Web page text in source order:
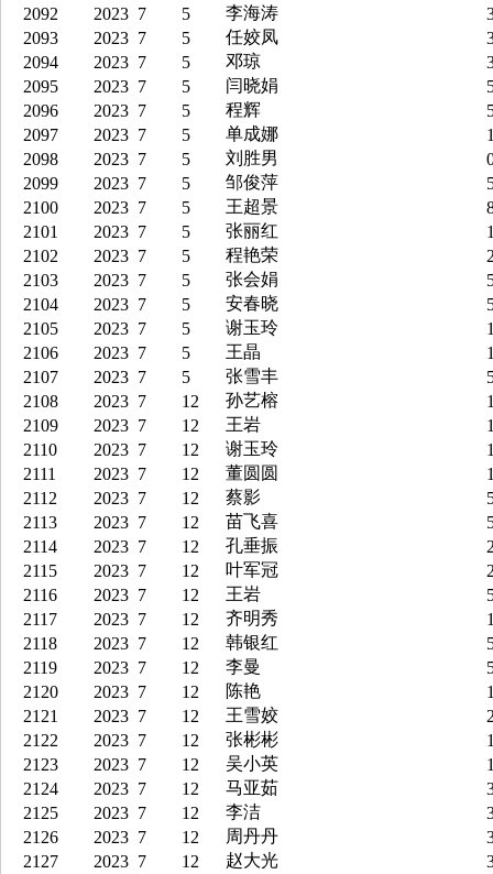
2092
2023 7 5 李海涛
2093
2023 7 5 任姣凤
2094
2023 7 5 邓琼
2095
2023 7 5 闫晓娟
2096
2023 7 5 程辉
2097
2023 7 5 单成娜
2098
2023 7 5 刘胜男
2099
2023 7 5 邹俊萍
2100
2023 7 5 王超景
2101
2023 7 5 张丽红
2102
2023 7 5 程艳荣
2103
2023 7 5 张会娟
2104
2023 7 5 安春晓
2105
2023 7 5 谢玉玲
2106
2023 7 5 王晶
2107
2023 7 5 张雪丰
2108
2023 7 12 孙艺榕
2109
2023 7 12 王岩
2110
2023 7 12 谢玉玲
2111
2023 7 12 董圆圆
2112
2023 7 12 蔡影
2113
2023 7 12 苗飞喜
2114
2023 7 12 孔垂振
2115
2023 7 12 叶军冠
2116
2023 7 12 王岩
2117
2023 7 12 齐明秀
2118
2023 7 12 韩银红
2119
2023 7 12 李曼
2120
2023 7 12 陈艳
2121
2023 7 12 王雪姣
2122
2023 7 12 张彬彬
2123
2023 7 12 吴小英
2124
2023 7 12 马亚茹
2125
2023 7 12 李洁
2126
2023 7 12 周丹丹
2127
2023 7 12 赵大光